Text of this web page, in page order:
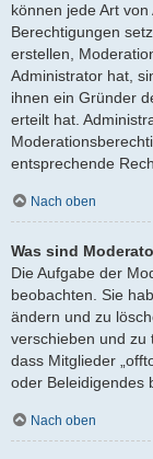
können jede Art
Berechtigungen
erstellen,
Administrator hat,
ihnen ein Gründer
erteilt hat.
entsprechende
Nach oben
Was sind
Die Aufgabe der
beobachten. Sie
ändern und zu
verschieben und zu
dass Mitglieder
oder Beleidigendes
Nach oben